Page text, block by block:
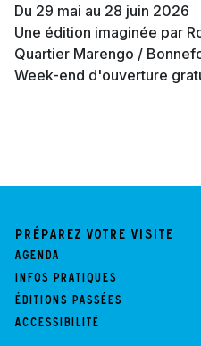
Du 29 mai au 28 juin 2026
Une édition imaginée par
Quartier Marengo /
Week-end d'ouverture
Préparez votre visite
Agenda
Infos pratiques
Éditions passées
Accessibilité